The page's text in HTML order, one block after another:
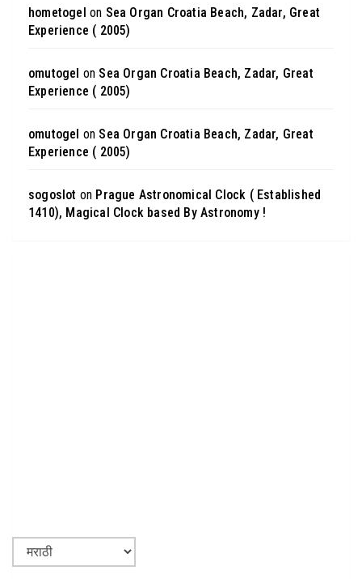
hometogel on Sea Organ Croatia Beach, Zadar, Great
Experience ( 2005)
omutogel on Sea Organ Croatia Beach, Zadar, Great
Experience ( 2005)
omutogel on Sea Organ Croatia Beach, Zadar, Great
Experience ( 2005)
sogoslot on Prague Astronomical Clock ( Established
1410), Magical Clock based By Astronomy !